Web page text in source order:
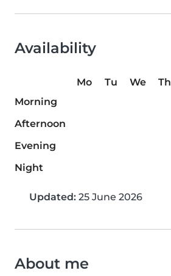
Availability
Mo Tu We Th
Morning
Afternoon
Evening
Night
Updated: 25 June 2026
About me